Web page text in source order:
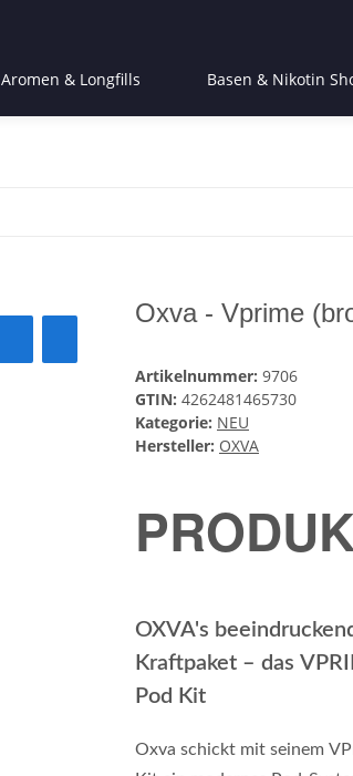
Aromen & Longfills Basen & Nikotin
Oxva - Vprime
Artikelnummer: 9706
GTIN: 4262481465730
Kategorie: NEU
Hersteller: OXVA
OXVA's
Kraftpaket – das
Pod Kit
Oxva schickt mit seinem